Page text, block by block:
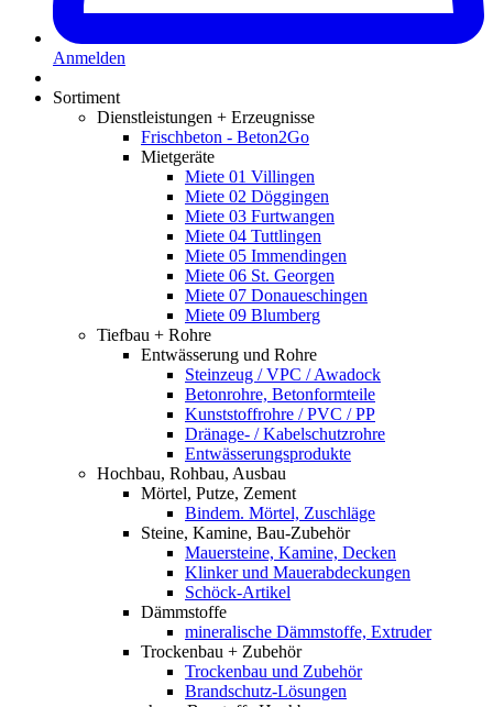
Anmelden
Sortiment
Dienstleistungen + Erzeugnisse
Frischbeton - Beton2Go
Mietgeräte
Miete 01 Villingen
Miete 02 Döggingen
Miete 03 Furtwangen
Miete 04 Tuttlingen
Miete 05 Immendingen
Miete 06 St. Georgen
Miete 07 Donaueschingen
Miete 09 Blumberg
Tiefbau + Rohre
Entwässerung und Rohre
Steinzeug / VPC / Awadock
Betonrohre, Betonformteile
Kunststoffrohre / PVC / PP
Dränage- / Kabelschutzrohre
Entwässerungsprodukte
Hochbau, Rohbau, Ausbau
Mörtel, Putze, Zement
Bindem. Mörtel, Zuschläge
Steine, Kamine, Bau-Zubehör
Mauersteine, Kamine, Decken
Klinker und Mauerabdeckungen
Schöck-Artikel
Dämmstoffe
mineralische Dämmstoffe, Extruder
Trockenbau + Zubehör
Trockenbau und Zubehör
Brandschutz-Lösungen